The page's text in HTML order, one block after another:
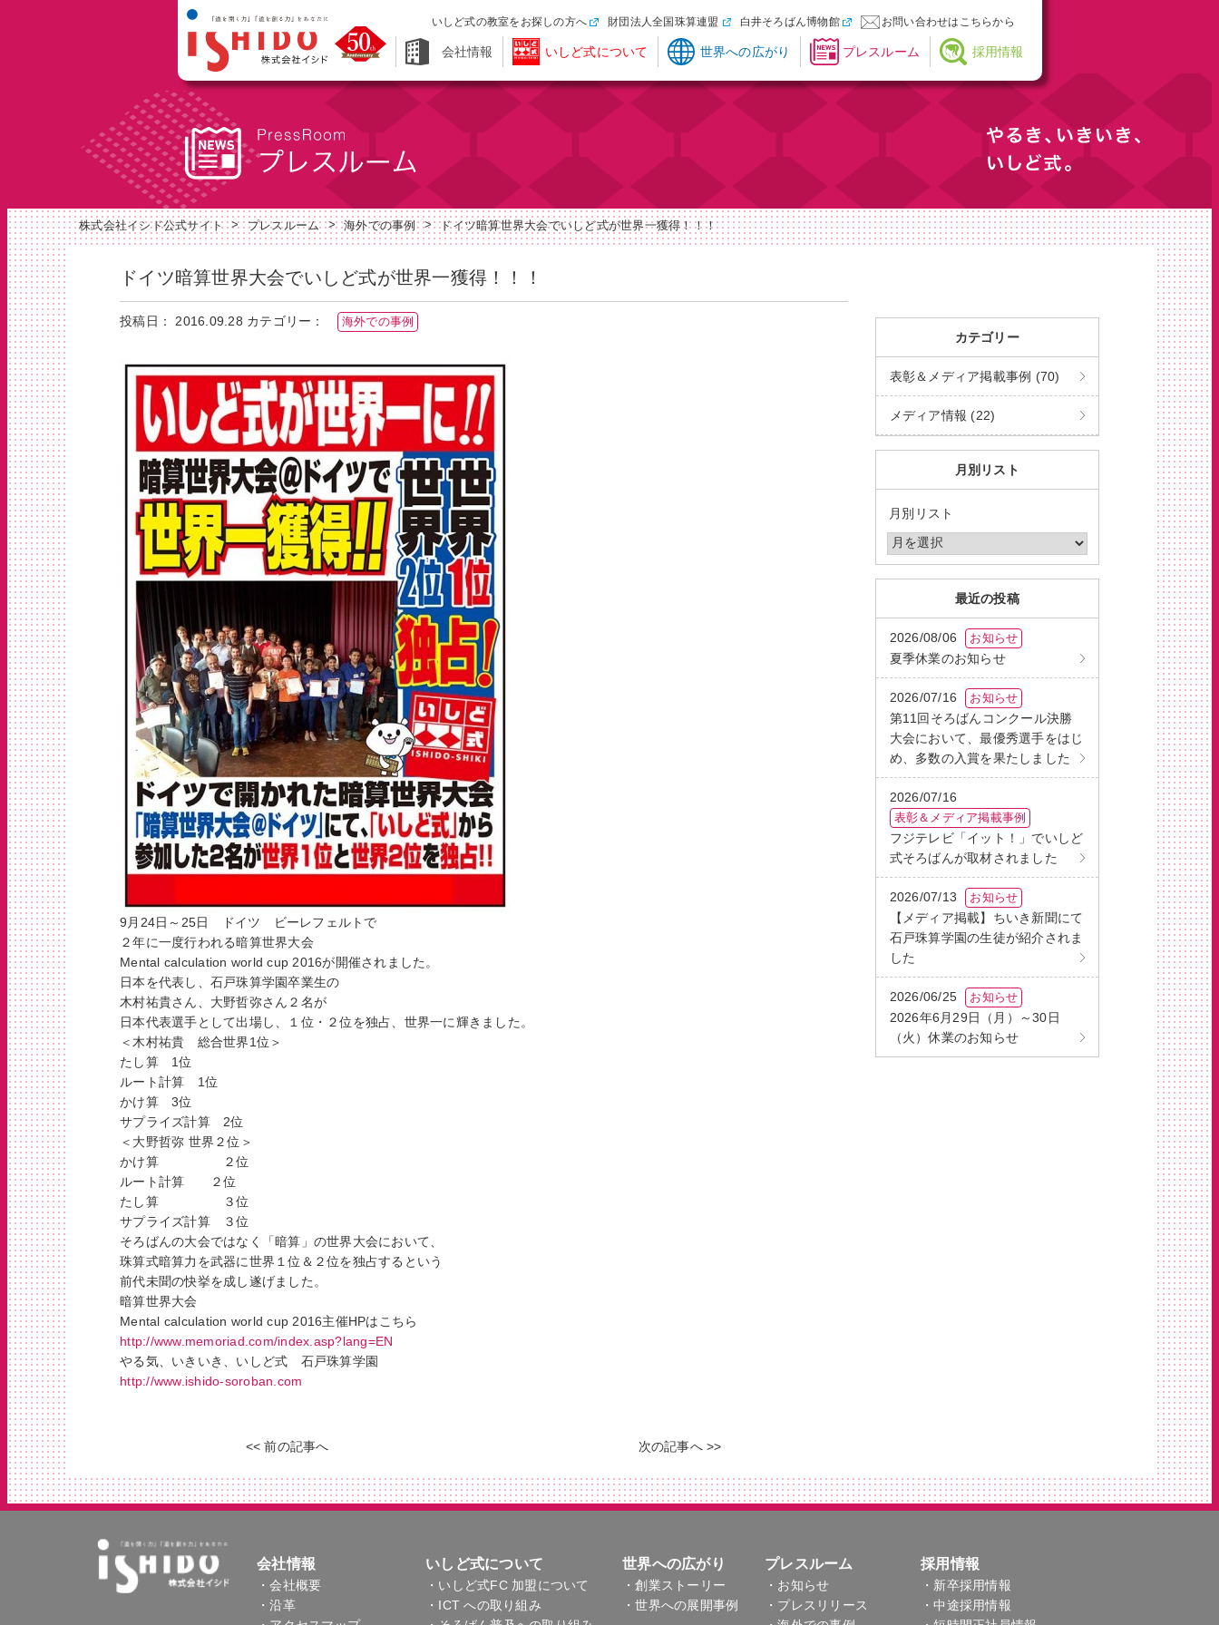
いしど式の教室をお探しの方へ 財団法人全国珠算連盟 白井そろばん博物館 お問い合わせはこちらから
会社情報 いしど式について 世界への広がり プレスルーム 採用情報
株式会社イシド公式サイト > プレスルーム > 海外での事例 > ドイツ暗算世界大会でいしど式が世界一獲得！！！
ドイツ暗算世界大会でいしど式が世界一獲得！！！
投稿日： 2016.09.28 カテゴリー： 海外での事例
9月24日～25日 ドイツ ビーレフェルトで
２年に一度行われる暗算世界大会
Mental calculation world cup 2016が開催されました。
日本を代表し、石戸珠算学園卒業生の
木村祐貴さん、大野哲弥さん２名が
日本代表選手として出場し、１位・２位を独占、世界一に輝きました。
＜木村祐貴 総合世界1位＞
たし算 1位
ルート計算 1位
かけ算 3位
サプライズ計算 2位
＜大野哲弥 世界２位＞
かけ算 ２位
ルート計算 ２位
たし算 ３位
サプライズ計算 ３位
そろばんの大会ではなく「暗算」の世界大会において、
珠算式暗算力を武器に世界１位＆２位を独占するという
前代未聞の快挙を成し遂げました。
暗算世界大会
Mental calculation world cup 2016主催HPはこちら
http://www.memoriad.com/index.asp?lang=EN
やる気、いきいき、いしど式 石戸珠算学園
http://www.ishido-soroban.com
<< 前の記事へ 次の記事へ >>
カテゴリー
表彰＆メディア掲載事例 (70)
メディア情報 (22)
月別リスト
月別リスト
最近の投稿
2026/08/06 お知らせ
夏季休業のお知らせ
2026/07/16 お知らせ
第11回そろばんコンクール決勝
大会において、最優秀選手をはじ
め、多数の入賞を果たしました
2026/07/16
表彰＆メディア掲載事例
フジテレビ「イット！」でいしど
式そろばんが取材されました
2026/07/13 お知らせ
【メディア掲載】ちいき新聞にて
石戸珠算学園の生徒が紹介されま
した
2026/06/25 お知らせ
2026年6月29日（月）～30日
（火）休業のお知らせ
会社情報
・会社概要
・沿革
いしど式について
・いしど式FC 加盟について
・ICT への取り組み
世界への広がり
・創業ストーリー
・世界への展開事例
プレスルーム
・お知らせ
・プレスリリース
採用情報
・新卒採用情報
・中途採用情報